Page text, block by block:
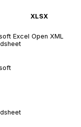
XLSX
Excel Open XML